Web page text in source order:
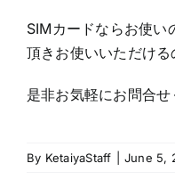
SIMカードならお使い
頂きお使いいただけ
是非お気軽にお問合せ
By KetaiyaStaff June 5,